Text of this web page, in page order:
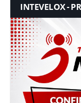
INTEVELOX -